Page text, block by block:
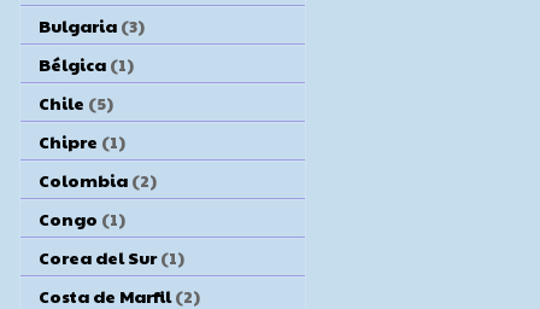
Bulgaria (3)
Bélgica (1)
Chile (5)
Chipre (1)
Colombia (2)
Congo (1)
Corea del Sur (1)
Costa de Marfil (2)